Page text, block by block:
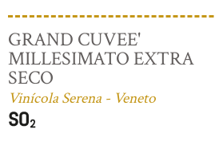
GRAND CUVEE'
MILLESIMATO EXTRA
SECO
Vinícola Serena - Veneto